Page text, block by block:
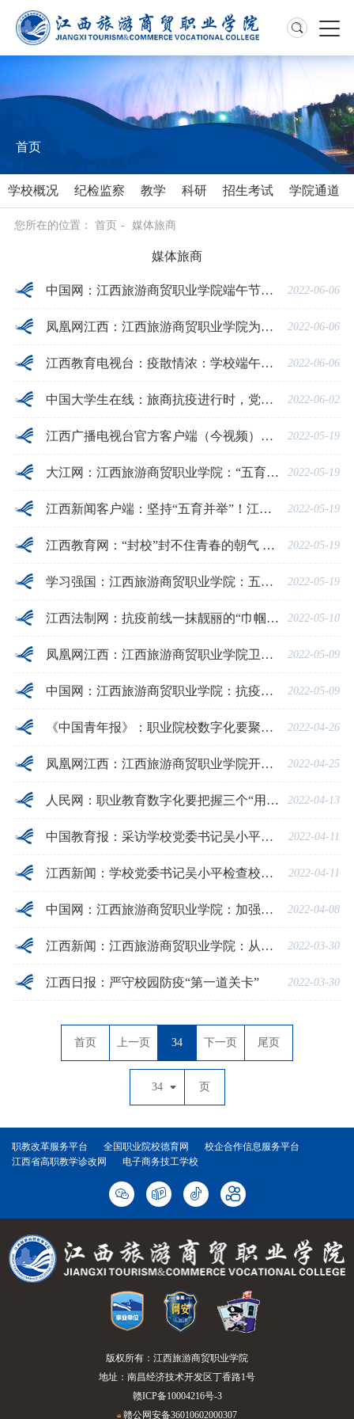
首页
学校概况 纪检监察 教学 科研 招生考试 学院通道
您所在的位置： 首页 - 媒体旅商
媒体旅商
中国网：江西旅游商贸职业学院端午节为在校生免费发放13000余份爱心食品 2022-06-06
凤凰网江西：江西旅游商贸职业学院为在校生免费发放13000余份爱心食品 2022-06-06
江西教育电视台：疫散情浓：学校端午节为在校生免费发放13000余份爱心食品 2022-06-06
中国大学生在线：旅商抗疫进行时，党员师生作表率当先锋勇担当 2022-06-02
江西广播电视台官方客户端（今视频）：“封校”封不住青春的朝气 “暂停”停不住育人的脚步 2022-05-19
大江网：江西旅游商贸职业学院：“五育并举”积极应对防疫挑战 2022-05-19
江西新闻客户端：坚持“五育并举”！江西这所院校把战“疫”淬炼成最美“教科书” 2022-05-19
江西教育网：“封校”封不住青春的朝气 “暂停”停不住育人的脚步 2022-05-19
学习强国：江西旅游商贸职业学院：五育并举 “宅”校不“宅”心 2022-05-19
江西法制网：抗疫前线一抹靓丽的“巾帼红” 2022-05-10
凤凰网江西：江西旅游商贸职业学院卫生所护士投身全员核酸检测 2022-05-09
中国网：江西旅游商贸职业学院：抗疫前线一抹靓丽的“巾帼红” 2022-05-09
《中国青年报》：职业院校数字化要聚焦”三个革新“(作者：吴小平） 2022-04-26
凤凰网江西：江西旅游商贸职业学院开展疫情防控应急处置演练 2022-04-25
人民网：职业教育数字化要把握三个“用”（作者：刘仁有） 2022-04-13
中国教育报：采访学校党委书记吴小平：“一把手”访企拓岗如何保量又高效 2022-04-11
江西新闻：学校党委书记吴小平检查校园安全稳定和疫情防控工作 2022-04-11
中国网：江西旅游商贸职业学院：加强清明假期校园安全稳定和疫情防控工作 2022-04-08
江西新闻：江西旅游商贸职业学院：从严从细从实抓好疫情防控工作 2022-03-30
江西日报：严守校园防疫“第一道关卡” 2022-03-30
首页 上一页 34 下一页 尾页
34 页
职教改革服务平台 全国职业院校德育网
校企合作信息服务平台
江西省高职教学诊改网
电子商务技工学校
版权所有：江西旅游商贸职业学院
地址：南昌经济技术开发区丁香路1号
赣ICP备10004216号-3
赣公网安备36010602000307